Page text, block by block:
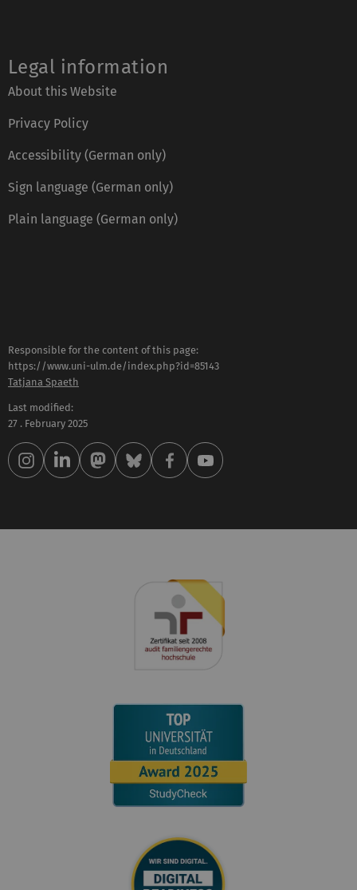
Legal information
About this Website
Privacy Policy
Accessibility (German only)
Sign language (German only)
Plain language (German only)
Responsible for the content of this page:
https://www.uni-ulm.de/index.php?id=85143
Tatjana Spaeth
Last modified:
27 . February 2025